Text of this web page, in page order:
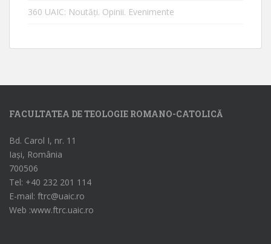
360 UAIC: Noutăţi. Opinii. Evenimente
FACULTATEA DE TEOLOGIE ROMANO-CATOLICĂ
Bd. Carol I, nr. 11
Iași, România
700506
Tel: +40 232 201 114
E-mail: ftrc@uaic.ro
Web :www.ftrc.uaic.ro